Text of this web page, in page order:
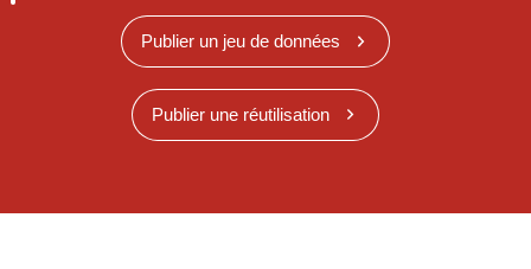
Publier un jeu de données
Publier une réutilisation